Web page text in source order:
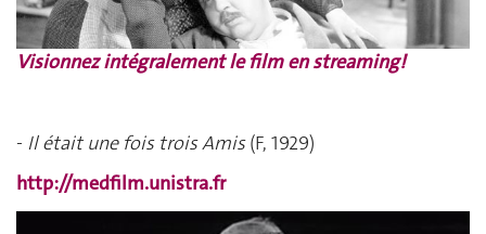
Visionnez intégralement le film en streaming!
- Il était une fois trois Amis(F, 1929)
http://medfilm.unistra.fr